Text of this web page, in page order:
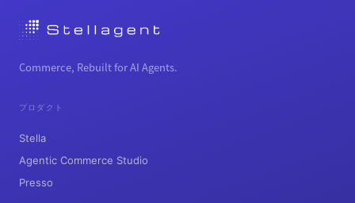
Commerce, Rebuilt for AI Agents.
プロダクト
Stella
Agentic Commerce Studio
Presso